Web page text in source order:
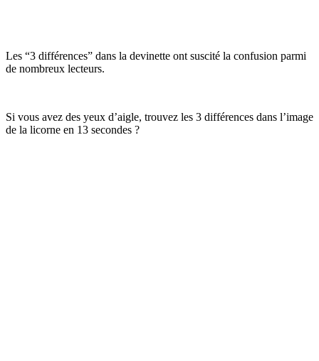
Les “3 différences” dans la devinette ont suscité la confusion parmi
de nombreux lecteurs.
Si vous avez des yeux d’aigle, trouvez les 3 différences dans l’image
de la licorne en 13 secondes ?